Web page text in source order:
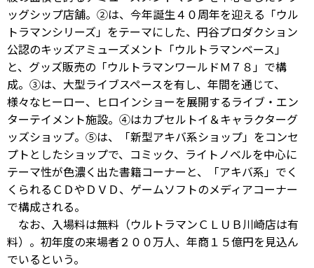
ッグシップ店舗。②は、今年誕生４０周年を迎える「ウル
トラマンシリーズ」をテーマにした、円谷プロダクション
公認のキッズアミューズメント「ウルトラマンベース」
と、グッズ販売の「ウルトラマンワールドＭ７８」で構
成。③は、大型ライブスペースを有し、年間を通じて、
様々なヒーロー、ヒロインショーを展開するライブ・エン
ターテイメント施設。④はカプセルトイ＆キャラクターグ
ッズショップ。⑤は、「新型アキバ系ショップ」をコンセ
プトとしたショップで、コミック、ライトノベルを中心に
テーマ性が色濃く出た書籍コーナーと、「アキバ系」でく
くられるＣＤやＤＶＤ、ゲームソフトのメディアコーナー
で構成される。
なお、入場料は無料（ウルトラマンＣＬＵＢ川崎店は有
料）。初年度の来場者２００万人、年商１５億円を見込ん
でいるという。